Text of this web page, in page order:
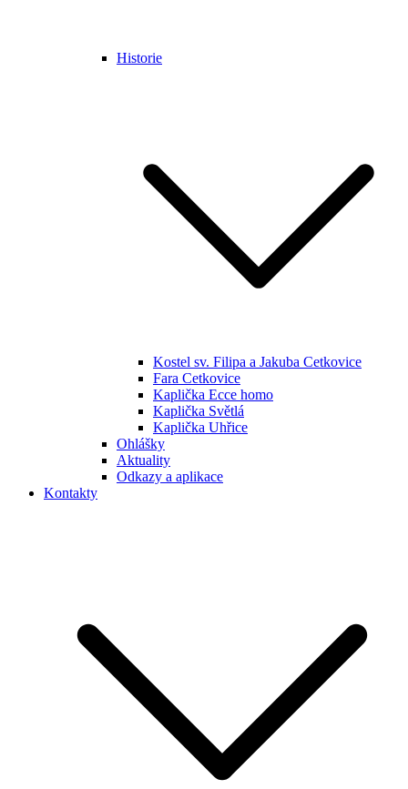
Historie
Kostel sv. Filipa a Jakuba Cetkovice
Fara Cetkovice
Kaplička Ecce homo
Kaplička Světlá
Kaplička Uhřice
Ohlášky
Aktuality
Odkazy a aplikace
Kontakty